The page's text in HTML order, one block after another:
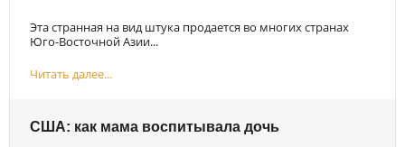
Эта странная на вид штука продается во многих странах
Юго-Восточной Азии...
Читать далее...
США: как мама воспитывала дочь